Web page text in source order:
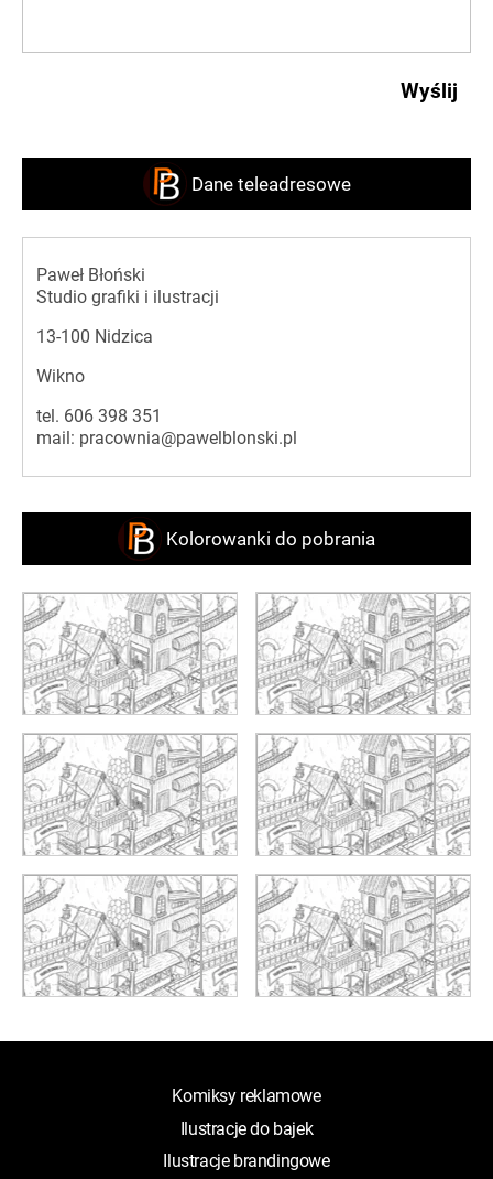
Dane teleadresowe
Paweł Błoński
Studio grafiki i ilustracji
13-100 Nidzica
Wikno
tel. 606 398 351
mail: pracownia@pawelblonski.pl
Kolorowanki do pobrania
Komiksy reklamowe
Ilustracje do bajek
Ilustracje brandingowe